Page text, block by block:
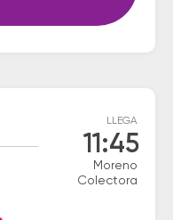
LLEGA
11:45
Moreno
Colectora